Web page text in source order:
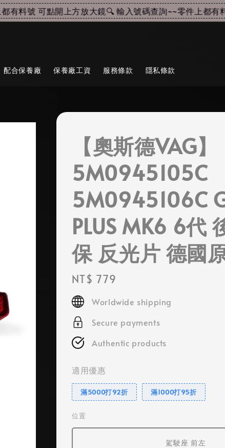
料號 可點開上方放大鏡🔍 輸入號碼查詢~~零件上都有料
配合保養廠 保養廠工資 服務條款 隱私條款
【奧斯德VAG】
5M0945105C
5M0945106C
PLUS MK6 6代
保 反光片 德國
Regular
price
NT$ 779
Worldwide shipping
Secure payments
Authentic products
適用優惠
滿5000打92折 滿1000打95折
位置
駕駛座 前左